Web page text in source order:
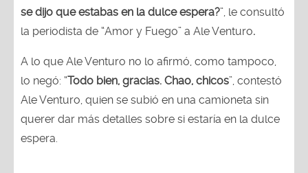
se dijo que estabas en la dulce espera?”, le consultó
la periodista de “Amor y Fuego” a Ale Venturo.
A lo que Ale Venturo no lo afirmó, como tampoco,
lo negó: “Todo bien, gracias. Chao, chicos”, contestó
Ale Venturo, quien se subió en una camioneta sin
querer dar más detalles sobre si estaría en la dulce
espera.